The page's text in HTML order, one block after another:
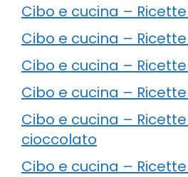
Cibo e cucina –
Cibo e cucina –
Cibo e cucina –
Cibo e cucina –
Cibo e cucina –
cioccolato
Cibo e cucina –